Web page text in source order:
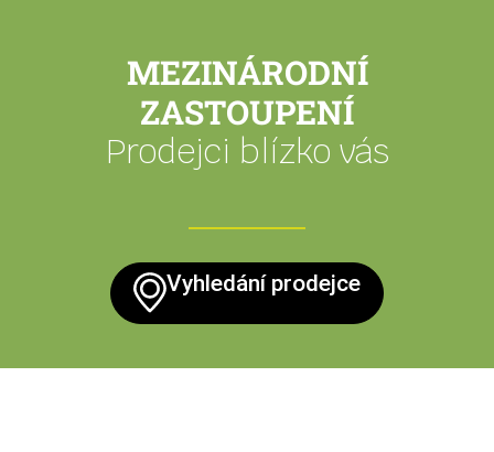
MEZINÁRODNÍ
ZASTOUPENÍ
Prodejci blízko vás
Vyhledání prodejce